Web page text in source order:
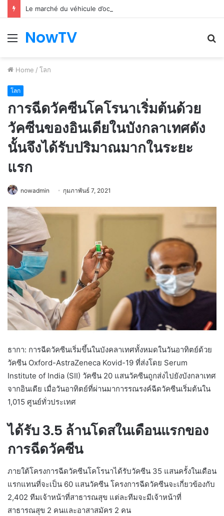
Le marché du véhicule d’occasion en plein essor
Menu
NowTV
Home / โลก
โลก
การฉีดวัคซีนโคโรนาเริ่มต้นด้วย
วัคซีนของอินเดียในบังกลาเทศดัง
นั้นจึงได้รับปริมาณมากในระยะ
แรก
nowadmin กุมภาพันธ์ 7, 2021
ธากา: การฉีดวัคซีนเริ่มขึ้นในบังคลาเทศทั้งหมดในวันอาทิตย์ด้วย
วัคซีน Oxford-AstraZeneca Kovid-19 ที่ส่งโดย Serum
Institute of India (SII) วัคซีน 20 แสนวัคซีนถูกส่งไปยังบังกลาเทศ
จากอินเดีย เมื่อวันอาทิตย์ที่ผ่านมาการรณรงค์ฉีดวัคซีนเริ่มต้นใน
1,015 ศูนย์ทั่วประเทศ
ได้รับ 3.5 ล้านโดสในเดือนแรกของ
การฉีดวัคซีน
ภายใต้โครงการฉีดวัคซีนโคโรนาได้รับวัคซีน 35 แสนครั้งในเดือน
แรกแทนที่จะเป็น 60 แสนวัคซีน โครงการฉีดวัคซีนจะเกี่ยวข้องกับ
2,402 ทีมเจ้าหน้าที่สาธารณสุข แต่ละทีมจะมีเจ้าหน้าที่
สาธารณสุข 2 คนและอาสาสมัคร 2 คน